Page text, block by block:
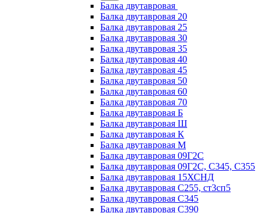
Балка двутавровая
Балка двутавровая 20
Балка двутавровая 25
Балка двутавровая 30
Балка двутавровая 35
Балка двутавровая 40
Балка двутавровая 45
Балка двутавровая 50
Балка двутавровая 60
Балка двутавровая 70
Балка двутавровая Б
Балка двутавровая Ш
Балка двутавровая К
Балка двутавровая М
Балка двутавровая 09Г2С
Балка двутавровая 09Г2С, С345, С355
Балка двутавровая 15ХСНД
Балка двутавровая С255, ст3сп5
Балка двутавровая С345
Балка двутавровая С390